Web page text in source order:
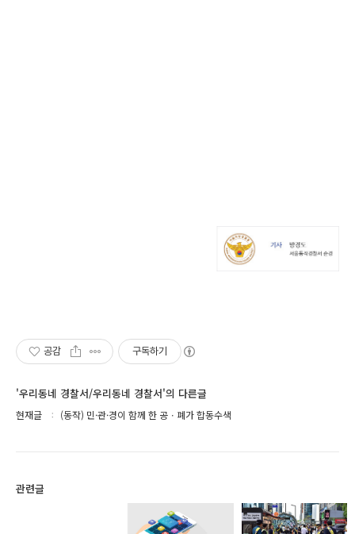
공감 구독하기
'우리동네 경찰서/우리동네 경찰서'의 다른글
현재글 (동작) 민·관·경이 함께 한 공ㆍ폐가 합동수색
관련글